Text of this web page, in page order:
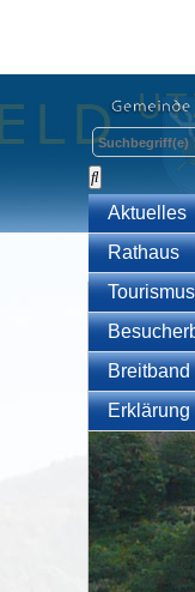
Aktuelles
Rathaus
Tourismus
Breitband
Erklärung